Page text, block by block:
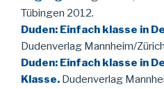
Tübingen 2012.
Duden: Einfach klasse in
Dudenverlag Mannheim/
Duden: Einfach klasse in
Klasse. Dudenverlag